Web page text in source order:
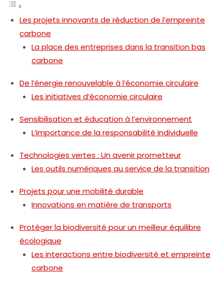
Les projets innovants de réduction de l’empreinte
carbone
La place des entreprises dans la transition bas
carbone
De l’énergie renouvelable à l’économie circulaire
Les initiatives d’économie circulaire
Sensibilisation et éducation à l’environnement
L’importance de la responsabilité individuelle
Technologies vertes : Un avenir prometteur
Les outils numériques au service de la transition
Projets pour une mobilité durable
Innovations en matière de transports
Protéger la biodiversité pour un meilleur équilibre
écologique
Les interactions entre biodiversité et empreinte
carbone